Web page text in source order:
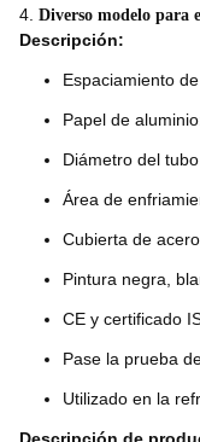
4. Diverso modelo para
Descripción:
Espaciamiento
Papel de
Diámetro del
Área de
Cubierta de
Pintura negra,
CE y certificado
Pase la prueba
Utilizado en la